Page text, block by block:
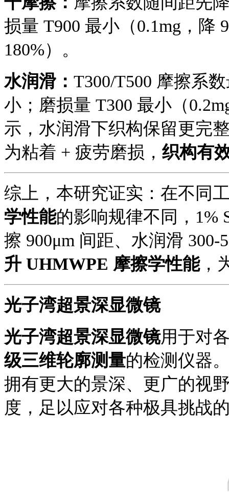
损量 T900 最小（0.1mg，降
180%）。
水润滑： T300/T500 摩擦系
小；磨损量 T300 最小（
示，水润滑下织构保留更完
为粘着 + 疲劳磨损， 织构有
综上， 本研究证实 ： 在不同
学性能的影响规律不同， 1%
擦 900μm 间距、水润滑 300-
升 UHMWPE 摩擦学性能，
光子湾超景深显微镜
光子湾超景深显微镜用于对
级三维轮廓测量的检测仪器
拥有更大的景深、更广的视
度，足以应对各种极具挑战